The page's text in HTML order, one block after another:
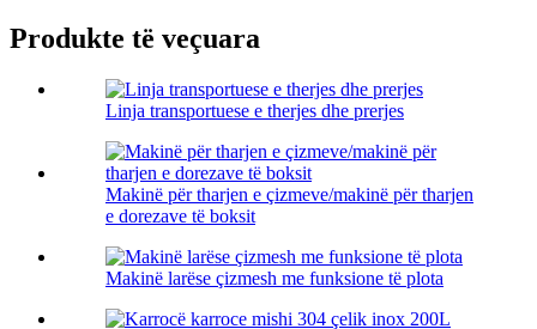
Produkte të veçuara
Linja transportuese e therjes dhe prerjes
Makinë për tharjen e çizmeve/makinë për tharjen
e dorezave të boksit
Makinë larëse çizmesh me funksione të plota